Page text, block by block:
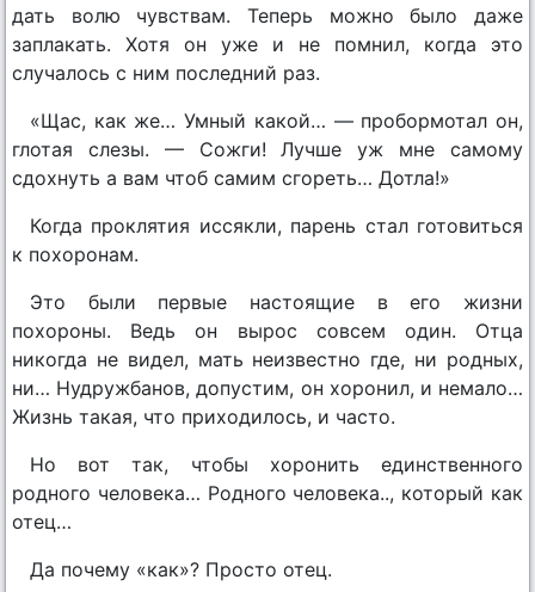
дать волю чувствам. Теперь можно было даже
заплакать. Хотя он уже и не помнил, когда это
случалось с ним последний раз.
«Щас, как же… Умный какой… — пробормотал он,
глотая слезы. — Сожги! Лучше уж мне самому
сдохнуть а вам чтоб самим сгореть… Дотла!»
Когда проклятия иссякли, парень стал готовиться
к похоронам.
Это были первые настоящие в его жизни
похороны. Ведь он вырос совсем один. Отца
никогда не видел, мать неизвестно где, ни родных,
ни… Нудружбанов, допустим, он хоронил, и немало…
Жизнь такая, что приходилось, и часто.
Но вот так, чтобы хоронить единственного
родного человека… Родного человека.., который как
отец…
Да почему «как»? Просто отец.